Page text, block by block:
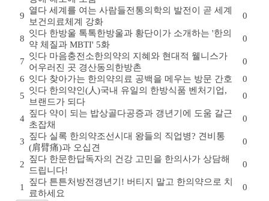
9
열다 세계를 여는 사람들전통의학의 발전이 곧 세계
보건의료체계 강화
0
8
잇다 한방울 톡톡한방울과 황단이가 소개하는 '한의
약 체질과 MBTI' 5화
0
7
잇다 마음충전소한의약의 지혜와 현대적 웰니스가
어우러진 곳 경산동의한방촌
0
6 잇다 찾아가는 한의약의료 공백을 메우는 방문 간호
0
5
잇다 한의약인(人)국내 유일의 한방식품 벤처기업,
브랜드가 되다
0
4
짚다 약이 되는 밥상골다공증과 갱년기에 도움 갈근
초잡채
0
3
짚다 실록 한의약조선시대 왕들의 직업병? 견비통
(肩臂痛)과 오십견
0
2
짚다 한문한답독자의 건강 고민을 한의사가 상담해
드립니다!
0
1
짚다 튼튼처방전 갱년기! 버티지 말고 한의약으로 치
료하세요
0